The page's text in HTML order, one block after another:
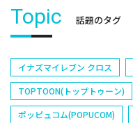
Topic 話題のタグ
イナズマイレブン クロス
TOPTOON(トップトゥーン)
ポッピュコム(POPUCOM)